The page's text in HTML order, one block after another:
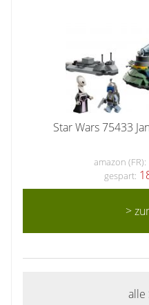
Star Wars 75433
amazon (FR):
gespart:
>
alle